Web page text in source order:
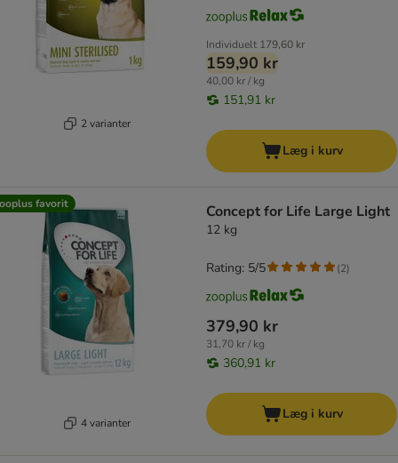
2 varianter
Individuelt 179,60 kr
159,90 kr
40,00 kr / kg
151,91 kr
Læg i kurv
favorit
4 varianter
Concept for Life Large Light
12 kg
379,90 kr
31,70 kr / kg
360,91 kr
Rating: 5/5 (2)
Læg i kurv